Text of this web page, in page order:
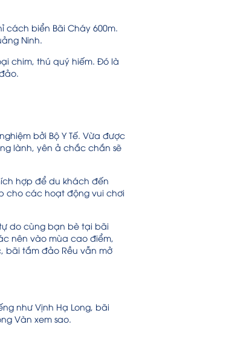
cách biển Bãi Cháy 600m.
Ninh.
chim, thú quý hiếm. Đó là
bởi Bộ Y Tế. Vừa được
lành, yên ả chắc chắn sẽ
hợp để du khách đến
cho các hoạt động vui chơi
do cùng bạn bè tại bãi
nên vào mùa cao điểm,
bãi tắm đảo Rều vẫn mở
như Vịnh Hạ Long, bãi
Vàn xem sao.